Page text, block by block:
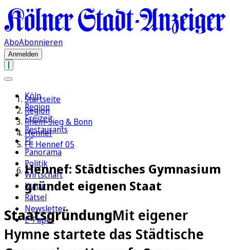
AboAbonnieren
Anmelden
Köln
Region
Freizeit
Restaurants
FC
Panorama
Politik
Wirtschaft
Kultur
Rätsel
Newsletter
E-Paper
Startseite
Region
Rhein-Sieg & Bonn
Hennef
FC Hennef 05
Hennef: Städtisches Gymnasium
gründet eigenen Staat
StaatsgründungMit eigener
Hymne startete das Städtische